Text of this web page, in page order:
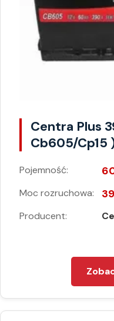
Centra Plus
Cb605/Cp15
Pojemność:
Moc rozruchowa:
Producent: